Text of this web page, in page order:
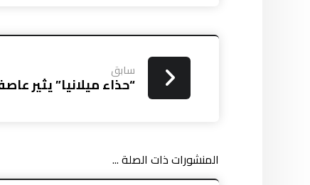
سابق
“حذاء ميلانيا” يثير
المنشورات ذات الصلة ...